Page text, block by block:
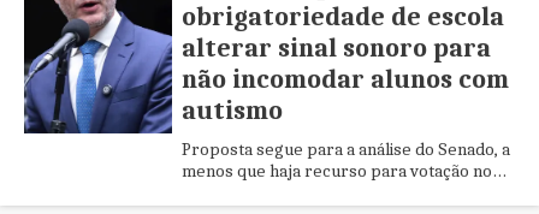
obrigatoriedade de escola
alterar sinal sonoro para
não incomodar alunos com
autismo
Proposta segue para a análise do Senado, a
menos que haja recurso para votação no